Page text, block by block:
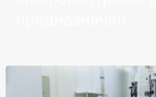
применения